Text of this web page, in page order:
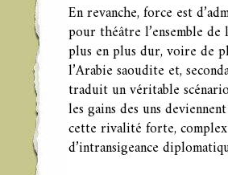
En revanche, force est
pour théâtre l’ensemble
plus en plus dur, voire de
l’Arabie saoudite et,
traduit un véritable
les gains des uns
cette rivalité forte,
d’intransigeance